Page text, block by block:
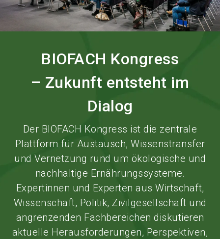
BIOFACH Kongress
– Zukunft entsteht im
Dialog
Der BIOFACH Kongress ist die zentrale
Plattform für Austausch, Wissenstransfer
und Vernetzung rund um ökologische und
nachhaltige Ernährungssysteme.
Expertinnen und Experten aus Wirtschaft,
Wissenschaft, Politik, Zivilgesellschaft und
angrenzenden Fachbereichen diskutieren
aktuelle Herausforderungen, Perspektiven,